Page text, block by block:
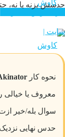
خرید هوش مصنوعی
حدسش بزنه یا نه،
نحوه کار
معروف یا خیالی
سوال بله/خیر
حدس نهایی